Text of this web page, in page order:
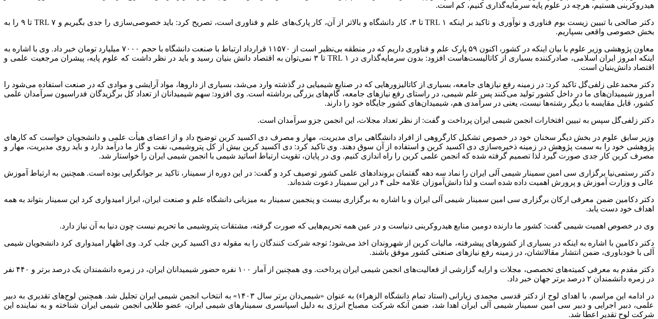
هیدروکربنی هستیم، هرچه در علوم پایه سرمایه‌گذاری کنیم، کم است.
دکتر صالحی با تبیین زیست بوم فناوری و نوآوری و تاکید بر اینکه TRL ۱ تا ۳، کار دانشگاه و بالاتر از آن، کار پارک‌های علم و فناوری است، تصریح کرد: باید خصوصی‌سازی را جدی بگیریم و TRL ۷ تا ۹ را به
بخش خصوصی واقعی بسپاریم.
معاون پژوهشی وزیر علوم با بیان اینکه در کشور، اکنون ۵۹ پارک علم و فناوری داریم که در منطقه بی‌نظیر است از ۱۱۵۷۰ قرارداد ارتباط با صنعت دانشگاه با حجم ۷۰۰۰ میلیارد تومان خبر داد. وی با اشاره به
اینکه امروز ایران اسلامی، صادرکننده بسیاری از کاتالیست‌هاست افزود: بدون سرمایه‌گذاری در TRL ۱ تا ۳ نمی‌توان به اقتصاد دانش بنیان رسید و باید در نظر داشت که علوم پایه، پیشران مرجعیت علمی و
اقتصاد دانش‌بنیان است.
دکتر محمدعلی زلفی‌گل تاکید کرد: در زمینه رفع نیازهای جامعه، بسیاری از کاتالیزورهایی که در صنایع شیمیایی در گذشته وارد می‌شد، بسیاری از داروها، مواد آرایشی و موادی که در صنعت استفاده می‌شود را
امروز شیمیدان‌های ما در داخل کشور تولید می‌کنند پس علم شیمی، در راستای رفع نیازهای جامعه، گام‌های بزرگی برداشته است. وی افزود: سهم شیمیدانان از تعداد کل برگزیدگان فدراسیون سرآمدان علمی
کشور، قابل مقایسه با دیگر رشته‌ها نیست، یعنی در سرآمدی هم، شیمیدان‌های کشور جایگاه خود را دارند.
دکتر زلفی‌گل سپس به تبیین افتخارات انجمن شیمی ایران پرداخت و گفت: از نظر تعداد مجلات، این انجمن جزو سرآمدان است.
وزیر سابق علوم در بخش دیگر سخنان خود در خصوص تشکیل کارگروهی از افراد دانشگاهی برای مدیریت، مهار و مصرف دی اکسید کربن توضیح داد و از اعضای هیأت علمی و دانشجویان خواست که کارهای
پژوهشی خود را به سمت پژوهش در زمینه ذخیره‌سازی دی اکسید کربن و استفاده از آن سوق دهند. وی تاکید کرد: دی اکسید کربن بیش از کل پتروشیمی، نفت و گاز ما درآمد دارد و باید روی مدیریت، مهار و
مصرف کربن کار جدی صورت گیرد لذا تصمیم گرفته شده که انجمن علمی کربن را راه اندازی کنیم. وی در پایان، تقویت ارتباط اساتید شیمی با انجمن شیمی ایران را خواستار شد.
دکتر رستمی‌نیا برگزاری سی امین سمینار شیمی آلی ایران را نماد سه دهه گفتمان بروندادهای علمی کشور توصیف کرد و گفت: در این دوره از سمینار، تاکید بر جوانگرایی بوده است. همچنین به ارتباط آموزش
عالی و وزارت آموزش و پرورش اهمیت داده شده است و لذا دانش‌آموزان علامه حلی ۴ در این سمینار دعوت شده‌اند.
دکتر دکامین ضمن معرفی ارکان برگزاری سی امین سمینار شیمی آلی ایران و با اشاره به برگزاری بیست و پنجمین سمینار به میزبانی دانشگاه علم و صنعت ایران، ابراز امیدواری کرد این سمینار بتواند به همه
اهداف خود دست یابد.
وی در خصوص اهمیت شیمی گفت: کشور ما دارنده دومین منابع هیدروکربنی دنیاست و در عین همه تحریم‌هایی که صورت گرفته، مشتقات پتروشیمی ما تحریم نیست چون دنیا به آن نیاز دارد.
دکتر دکامین با اشاره به اینکه در بسیاری از کشورهای پیشرفته، مالیات کربن از شهروندان اخذ می‌شود؛ توجه شرکت کنندگان را به مقوله دی اکسید کربن جلب کرد. وی اظهار امیدواری کرد دانشجویان شیمی
آلی با خودباوری، ضمن انتشار مقالاتشان، در زمینه رفع نیازهای صنعتی کشور موفق باشند.
دکتر مقدم به معرفی کمیته‌های تخصصی، مجلات و ارایه گزارشی از فعالیت‌های انجمن شیمی ایران پرداخت. وی همچنین از آمار ۱۰۰ نفره حضور شیمیدانان ایران، در زمره دانشمندان یک درصد برتر و ۴۴۰ نفر
در زمره دانشمندان ۲ درصد برتر جهان خبر داد.
در ادامه این مراسم، با اهدای لوح از دکتر قدسی محمدی زیارانی (استاد تمام دانشگاه الزهراء) به عنوان «شیمی‌دان برتر سال ۱۴۰۳» به انتخاب انجمن شیمی ایران تجلیل شد. همچنین لوح‌های تقدیری به دبیر
علمی، دبیر اجرایی و دبیر سی امین سمینار شیمی آلی ایران اهدا شد، ضمن آنکه شرکت مصباح انرژی به دلیل اسپانسری سمینارهای شیمی ایران، عضو طلایی انجمن شیمی ایران شناخته و به نماینده این
شرکت لوح تقدیر اعطا شد.